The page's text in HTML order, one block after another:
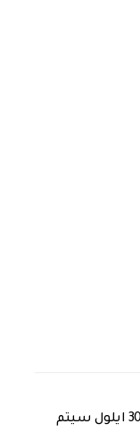
ادارة الدولة: بعد 30 ايلول سيتم